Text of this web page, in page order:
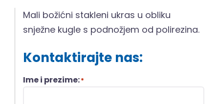
Mali božićni stakleni ukras u obliku
snježne kugle s podnožjem od polirezina.
Kontaktirajte nas:
Ime i prezime:*